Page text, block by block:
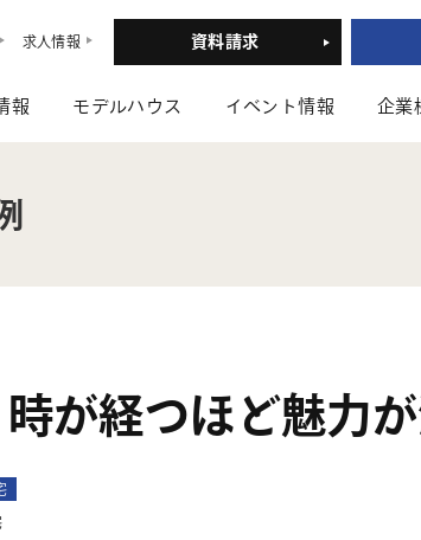
求人情報 資料請求
報 モデルハウス イベント情報 企業
が経つほど魅力